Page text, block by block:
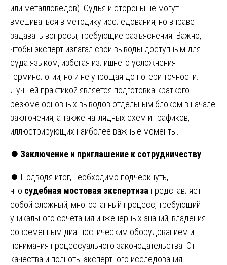
или металловедов). Судья и стороны не могут
вмешиваться в методику исследования, но вправе
задавать вопросы, требующие разъяснения. Важно,
чтобы эксперт излагал свои выводы доступным для
суда языком, избегая излишнего усложнения
терминологии, но и не упрощая до потери точности.
Лучшей практикой является подготовка краткого
резюме основных выводов отдельным блоком в начале
заключения, а также наглядных схем и графиков,
иллюстрирующих наиболее важные моменты.
⏺️ Заключение и приглашение к сотрудничеству
⏺️ Подводя итог, необходимо подчеркнуть,
что судебная мостовая экспертиза представляет
собой сложный, многоэтапный процесс, требующий
уникального сочетания инженерных знаний, владения
современным диагностическим оборудованием и
понимания процессуального законодательства. От
качества и полноты экспертного исследования